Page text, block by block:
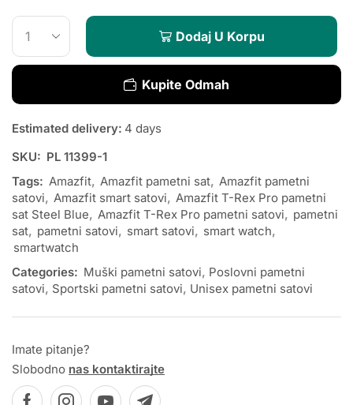
Dodaj U Korpu
Kupite Odmah
Estimated delivery: 4 days
SKU: PL 11399-1
Tags: Amazfit, Amazfit pametni sat, Amazfit pametni
satovi, Amazfit smart satovi, Amazfit T-Rex Pro pametni
sat Steel Blue, Amazfit T-Rex Pro pametni satovi, pametni
sat, pametni satovi, smart satovi, smart watch,
smartwatch
Categories: Muški pametni satovi, Poslovni pametni
satovi, Sportski pametni satovi, Unisex pametni satovi
Imate pitanje?
Slobodno nas kontaktirajte